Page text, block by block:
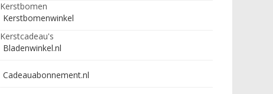
Kerstbomen
Kerstbomenwinkel
Kerstcadeau's
Bladenwinkel.nl
Cadeauabonnement.nl